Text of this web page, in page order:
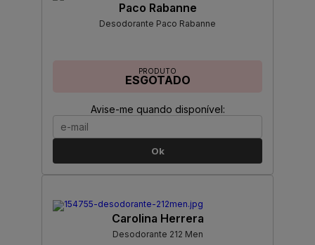
Paco Rabanne
Desodorante Paco Rabanne
PRODUTO
ESGOTADO
Avise-me quando disponível:
Ok
Carolina Herrera
Desodorante 212 Men